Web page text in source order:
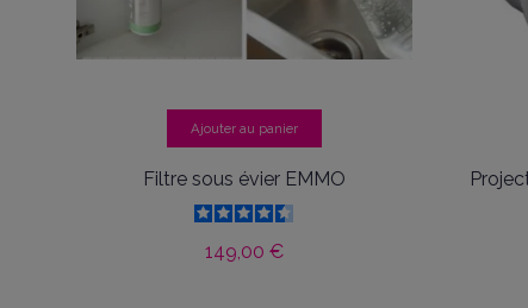
Ajouter au panier
Filtre sous évier EMMO
149,00 €